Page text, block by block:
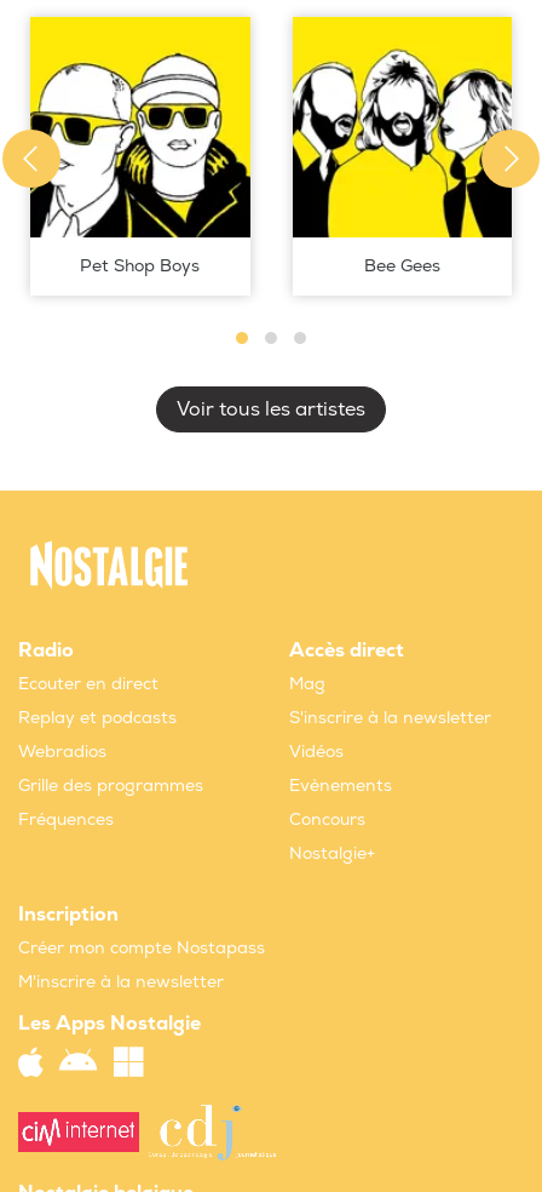
Pet Shop Boys Bee Gees
Voir tous les artistes
Radio
Ecouter en direct
Replay et podcasts
Webradios
Grille des programmes
Fréquences
Accès direct
Mag
S'inscrire à la newsletter
Vidéos
Evènements
Concours
Nostalgie+
Inscription
Créer mon compte Nostapass
M'inscrire à la newsletter
Les Apps Nostalgie